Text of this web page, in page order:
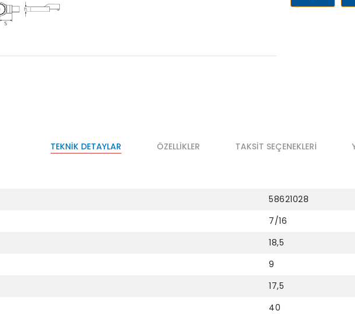
TEKNIK DETAYLAR ÖZELLIKLER TAKSIT SEÇENEKLERI
58621028
7/16
18,5
9
17,5
40